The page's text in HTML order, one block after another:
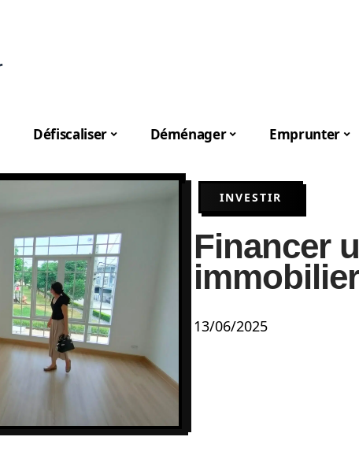
Défiscaliser Déménager Emprunter
INVESTIR
Financer
13/06/2025